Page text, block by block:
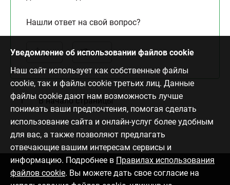
Нашли ответ на свой вопрос?
Да Нет
В начало страницы
Уведомление об использовании файлов cookie
Наш сайт использует как собственные файлы
cookie, так и файлы cookie третьих лиц. Данные
файлы cookie дают нам возможность лучше
понимать ваши предпочтения, помогая сделать
использование сайта и онлайн-услуг более удобным
для вас, а также позволяют предлагать
отвечающие вашим интересам сервисы и
информацию. Подробнее в Правилах использования
файлов cookie. Вы можете дать свое согласие на
Связаться с нами